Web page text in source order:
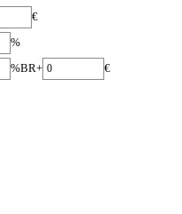
€
%
%BR+ €